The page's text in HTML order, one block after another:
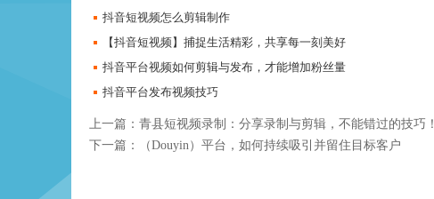
抖音短视频怎么剪辑制作
【抖音短视频】捕捉生活精彩，共享每一刻美好
抖音平台视频如何剪辑与发布，才能增加粉丝量
抖音平台发布视频技巧
上一篇： 青县短视频录制：分享录制与剪辑，不能错过的技巧！
下一篇：
（Douyin）平台，如何持续吸引并留住目标客户